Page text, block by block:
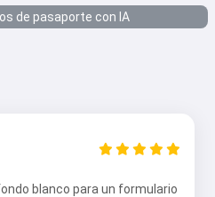
blanco para un formulario